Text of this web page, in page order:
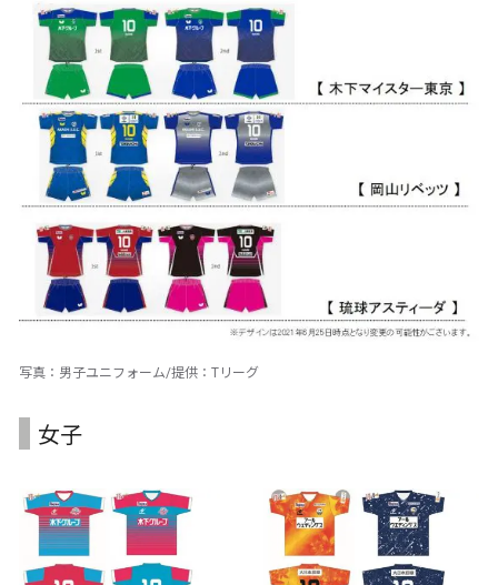
写真：男子ユニフォーム/提供：Tリーグ
女子